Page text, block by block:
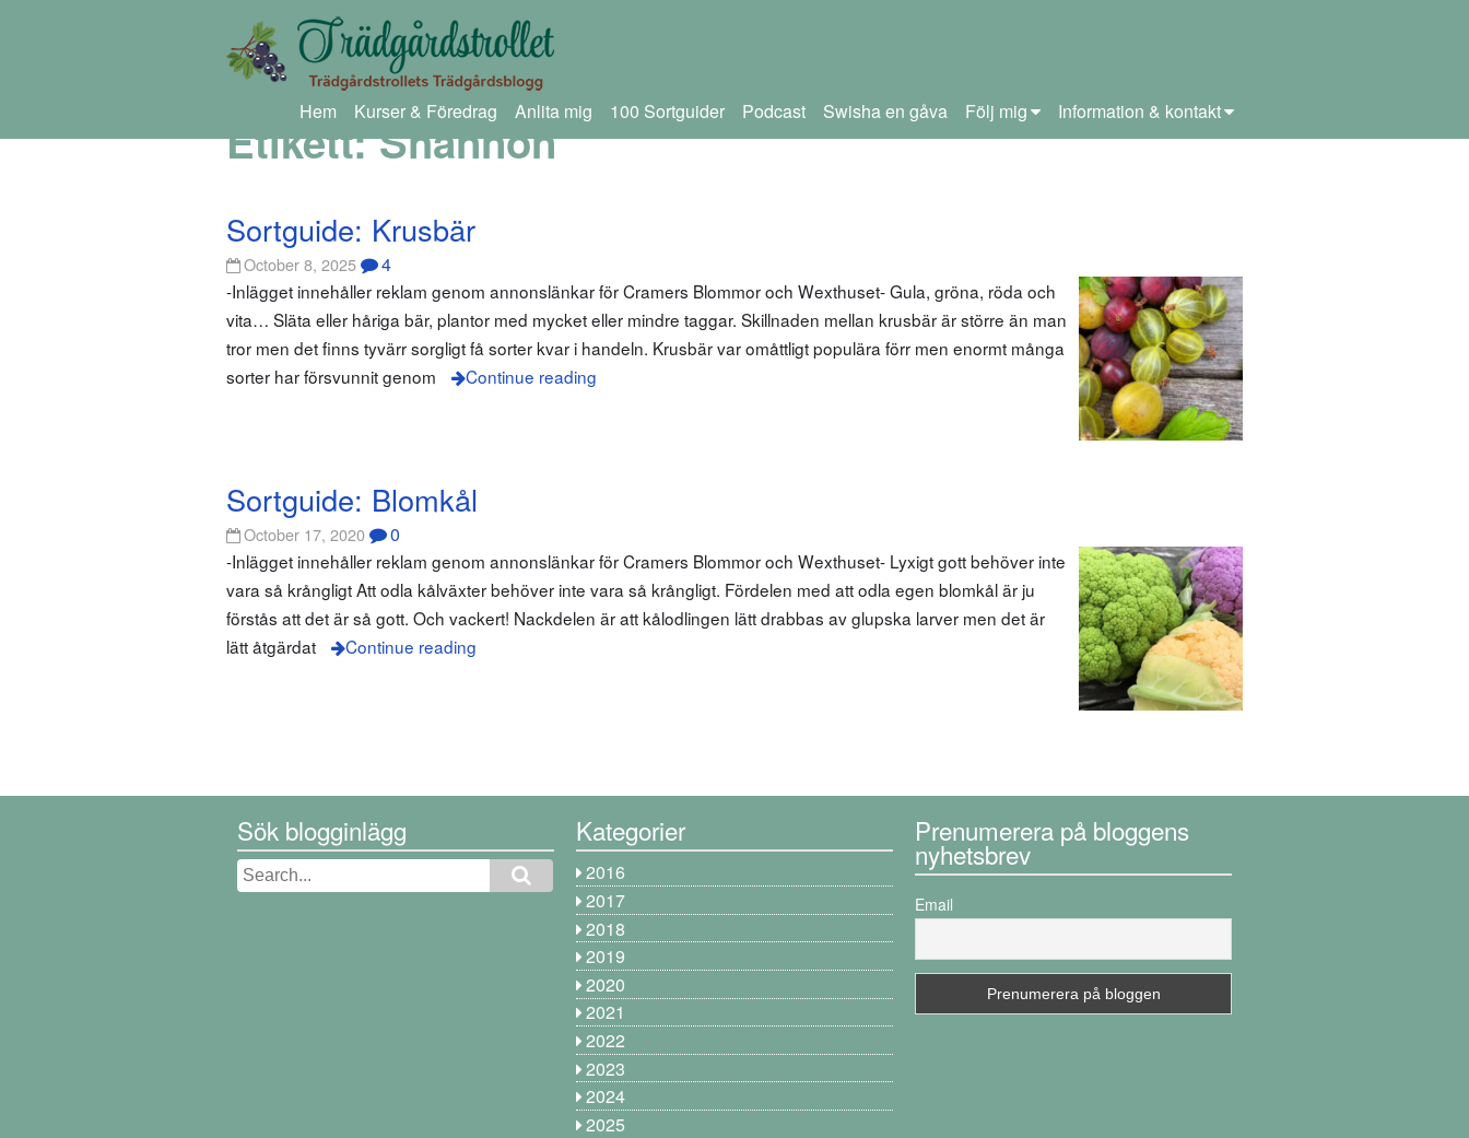
Hem Kurser & Föredrag Anlita mig 100 Sortguider Podcast Swisha en gåva Följ mig Information & kontakt
Etikett:Shannon
Sortguide: Krusbär
October 8, 2025 4
-Inlägget innehåller reklam genom annonslänkar för Cramers Blommor och Wexthuset- Gula, gröna, röda och
vita… Släta eller håriga bär, plantor med mycket eller mindre taggar. Skillnaden mellan krusbär är större än man
tror men det finns tyvärr sorgligt få sorter kvar i handeln. Krusbär var omåttligt populära förr men enormt många
sorter har försvunnit genom
Continue reading
Sortguide: Blomkål
October 17, 2020 0
-Inlägget innehåller reklam genom annonslänkar för Cramers Blommor och Wexthuset- Lyxigt gott behöver inte
vara så krångligt Att odla kålväxter behöver inte vara så krångligt. Fördelen med att odla egen blomkål är ju
förstås att det är så gott. Och vackert! Nackdelen är att kålodlingen lätt drabbas av glupska larver men det är
lätt åtgärdat
Continue reading
Sök blogginlägg Kategorier
2016
2017
2018
2019
2020
2021
2022
2023
2024
2025
Prenumerera på bloggens
nyhetsbrev
Email